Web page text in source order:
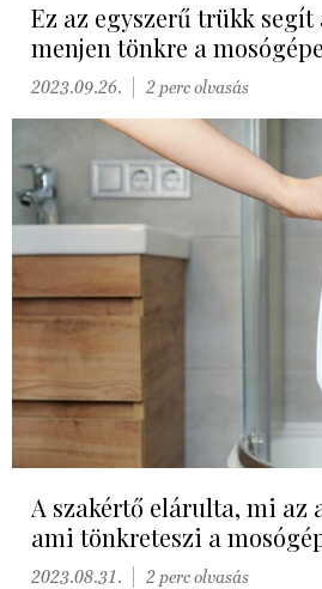
Ez az egyszerű trükk segít
menjen tönkre a
2023.09.26. 2 perc olvasás
A szakértő elárulta, mi az
ami tönkreteszi a
2023.08.31. 2 perc olvasás